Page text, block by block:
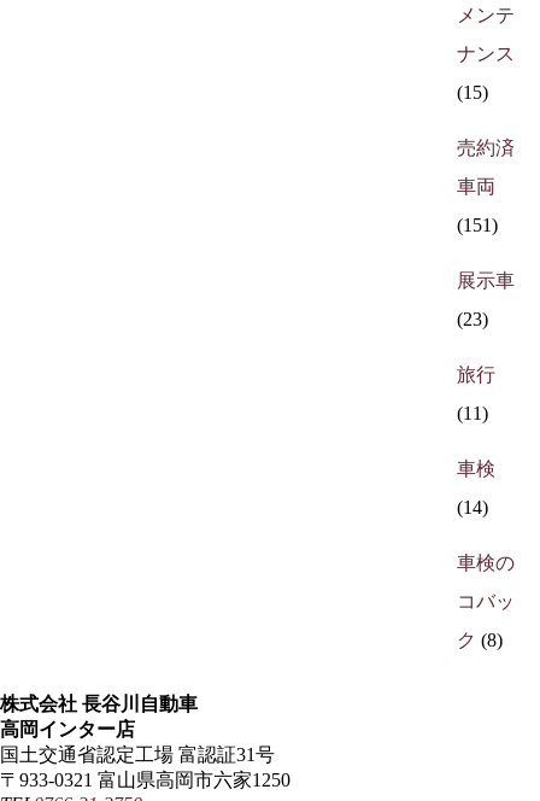
メンテ
ナンス
(15)
売約済
車両
(151)
展示車
(23)
旅行
(11)
車検
(14)
車検の
コバッ
ク (8)
株式会社 長谷川自動車
高岡インター店
国土交通省認定工場 富認証31号
〒933-0321 富山県高岡市六家1250